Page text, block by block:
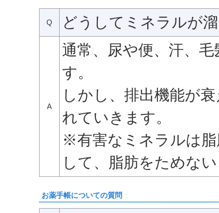
Q どうしてミネラルが
A
通常、尿や便、汗、
す。
しかし、排出機能が
れていきます。
※有害なミネラルは
して、脂肪をためな
お薬手帳についての質問